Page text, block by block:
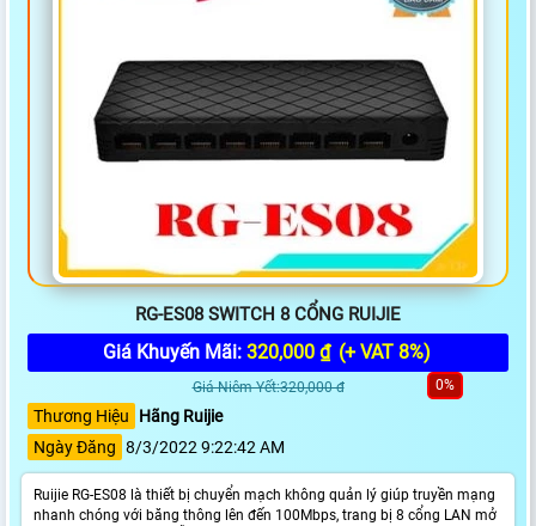
RG-ES08 SWITCH 8 CỔNG RUIJIE
Giá Khuyến Mãi: 320,000 ₫ (+ VAT 8%)
Giá Niêm Yết:320,000 đ 0%
Thương Hiệu
Hãng Ruijie
Ngày Đăng 8/3/2022 9:22:42 AM
Ruijie RG-ES08 là thiết bị chuyển mạch không quản lý giúp truyền mạng
nhanh chóng với băng thông lên đến 100Mbps, trang bị 8 cổng LAN mở